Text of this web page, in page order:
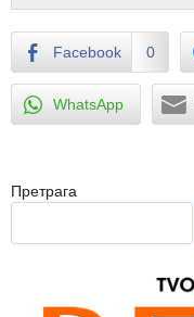
Facebook 0
WhatsApp
Претрага